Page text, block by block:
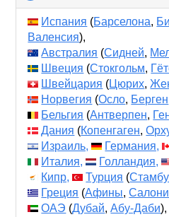
Испания (Барселона,
Валенсия),
Австралия (Сидней,
Швеция (Стокгольм,
Швейцария (Цюрих,
Норвегия (Осло, Берген
Бельгия (Антверпен,
Дания (Копенгаген,
Израиль,
Германия,
Италия,
Голландия,
Кипр,
Турция (
Греция (Афины,
ОАЭ (Дубай,Абу-Даби),